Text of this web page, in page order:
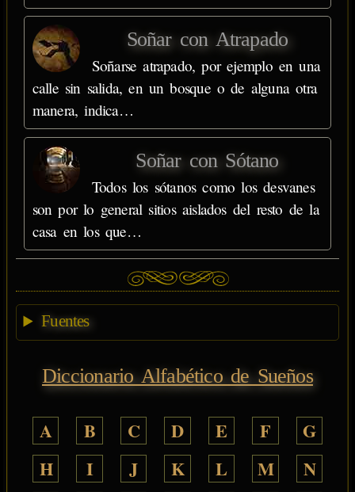
Soñar con Atrapado
Soñarse atrapado, por ejemplo en una
calle sin salida, en un bosque o de alguna otra
manera, indica…
Soñar con Sótano
Todos los sótanos como los desvanes
son por lo general sitios aislados del resto de la
casa en los que…
Fuentes
Diccionario Alfabético de Sueños
A B C D E F
G
H
I J K L M
N